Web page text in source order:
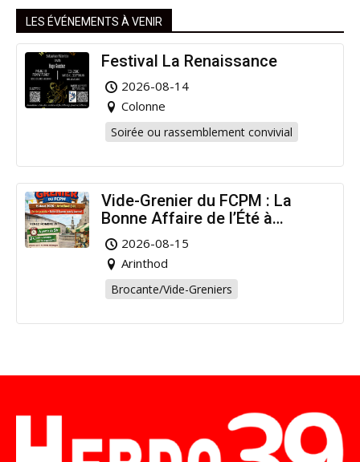
LES ÉVÉNEMENTS À VENIR
Festival La Renaissance
2026-08-14
Colonne
Soirée ou rassemblement convivial
Vide-Grenier du FCPM : La
Bonne Affaire de l’Été à
Arinthod !
2026-08-15
Arinthod
Brocante/Vide-Greniers